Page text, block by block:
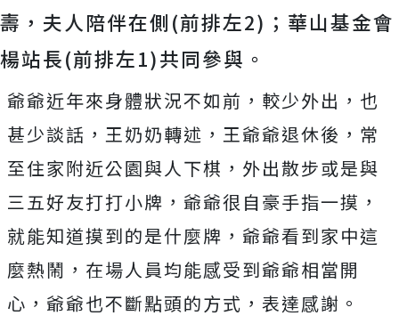
壽，夫人陪伴在側(前排左2)；華山基金會
楊站長(前排左1)共同參與。
爺爺近年來身體狀況不如前，較少外出，也
甚少談話，王奶奶轉述，王爺爺退休後，常
至住家附近公園與人下棋，外出散步或是與
三五好友打打小牌，爺爺很自豪手指一摸，
就能知道摸到的是什麼牌，爺爺看到家中這
麼熱鬧，在場人員均能感受到爺爺相當開
心，爺爺也不斷點頭的方式，表達感謝。